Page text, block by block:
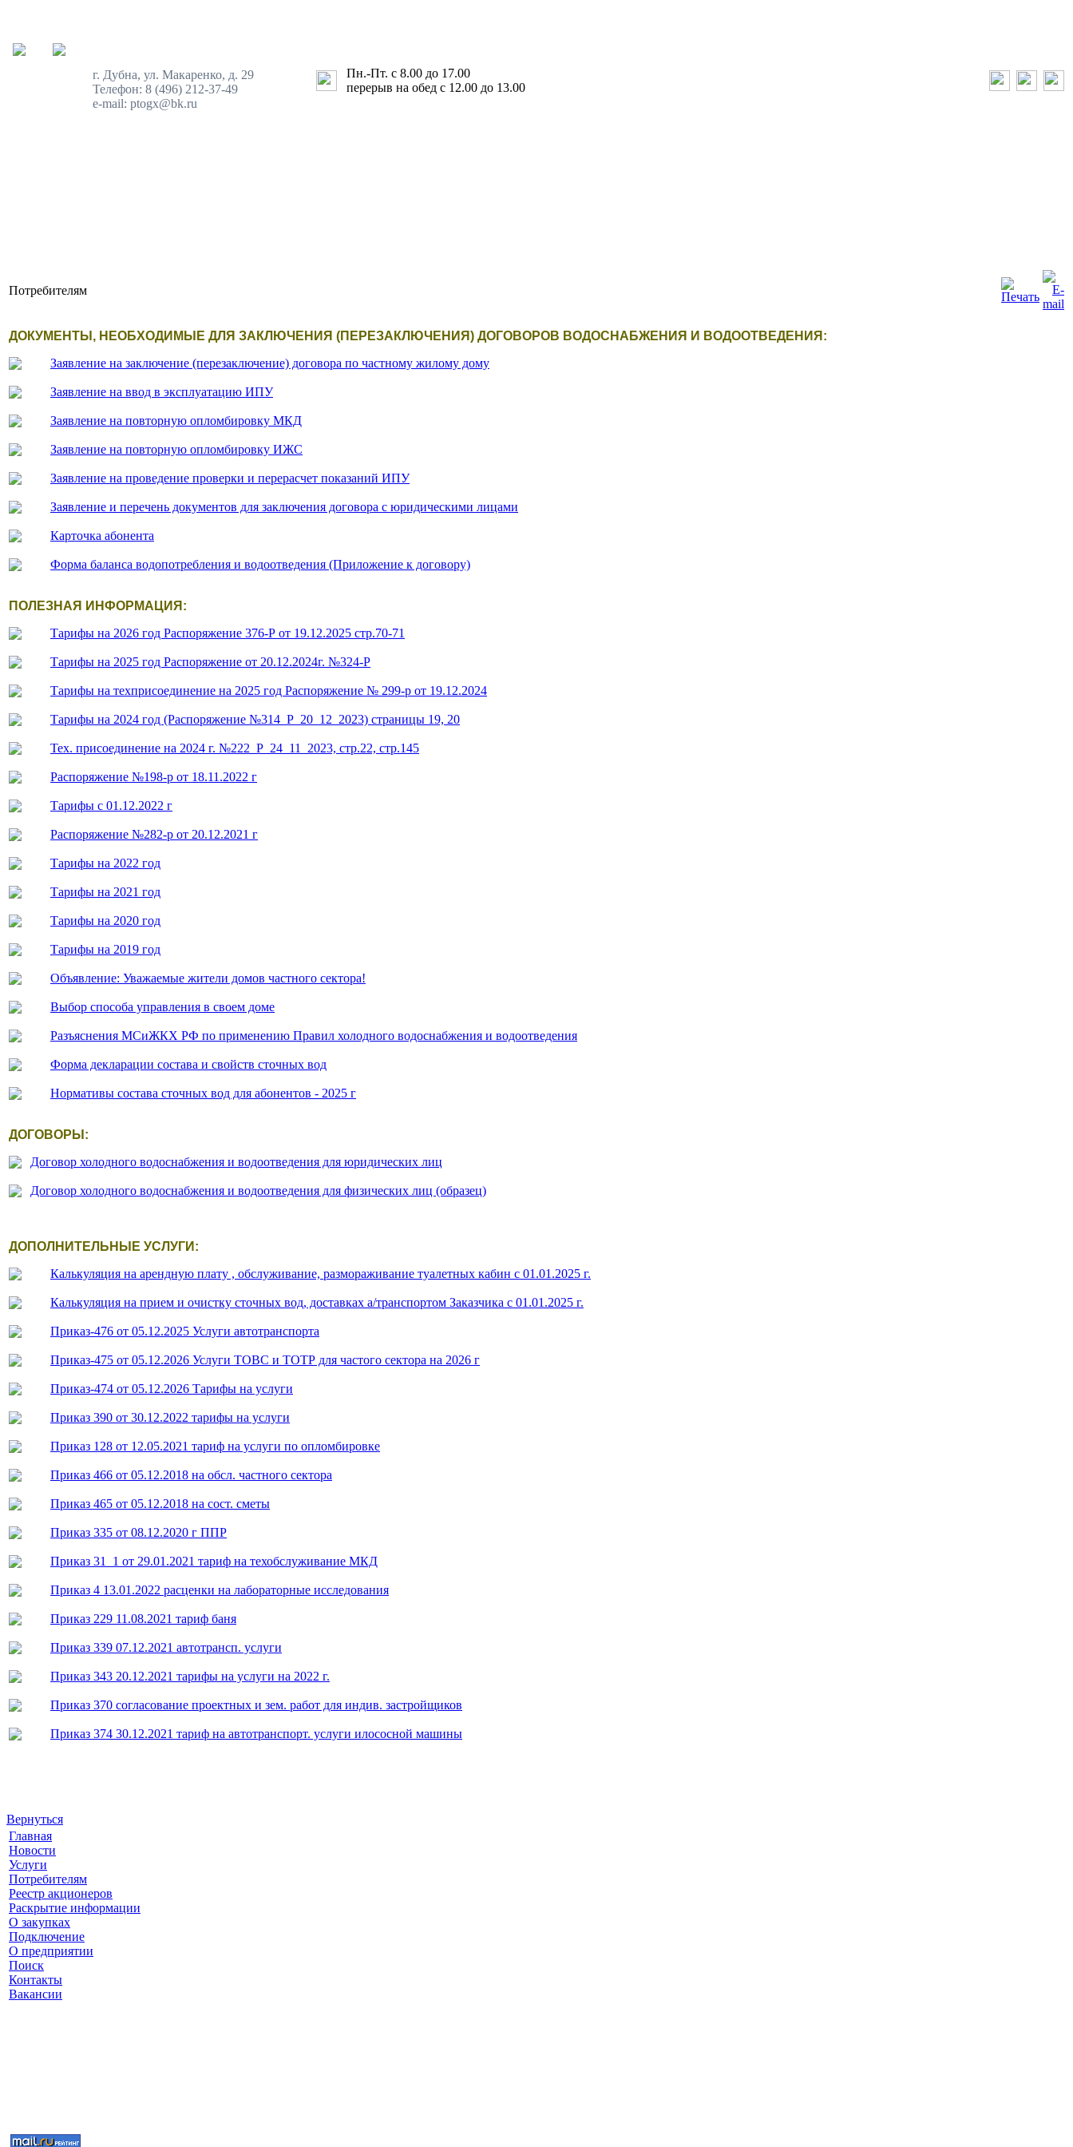
г. Дубна, ул. Макаренко, д. 29
Телефон: 8 (496) 212-37-49
e-mail: ptogx@bk.ru
Пн.-Пт. с 8.00 до 17.00
перерыв на обед с 12.00 до 13.00
Потребителям
ДОКУМЕНТЫ, НЕОБХОДИМЫЕ ДЛЯ ЗАКЛЮЧЕНИЯ (ПЕРЕЗАКЛЮЧЕНИЯ) ДОГОВОРОВ ВОДОСНАБЖЕНИЯ И ВОДООТВЕДЕНИЯ:
Заявление на заключение (перезаключение) договора по частному жилому дому
Заявление на ввод в эксплуатацию ИПУ
Заявление на повторную опломбировку МКД
Заявление на повторную опломбировку ИЖС
Заявление на проведение проверки и перерасчет показаний ИПУ
Заявление и перечень документов для заключения договора с юридическими лицами
Карточка абонента
Форма баланса водопотребления и водоотведения (Приложение к договору)
ПОЛЕЗНАЯ ИНФОРМАЦИЯ:
Тарифы на 2026 год Распоряжение 376-Р от 19.12.2025 стр.70-71
Тарифы на 2025 год Распоряжение от 20.12.2024г. №324-Р
Тарифы на техприсоединение на 2025 год Распоряжение № 299-р от 19.12.2024
Тарифы на 2024 год (Распоряжение №314_Р_20_12_2023) страницы 19, 20
Тех. присоединение на 2024 г. №222_Р_24_11_2023, стр.22, стр.145
Распоряжение №198-р от 18.11.2022 г
Тарифы с 01.12.2022 г
Распоряжение №282-р от 20.12.2021 г
Тарифы на 2022 год
Тарифы на 2021 год
Тарифы на 2020 год
Тарифы на 2019 год
Объявление: Уважаемые жители домов частного сектора!
Выбор способа управления в своем доме
Разъяснения МСиЖКХ РФ по применению Правил холодного водоснабжения и водоотведения
Форма декларации состава и свойств сточных вод
Нормативы состава сточных вод для абонентов - 2025 г
ДОГОВОРЫ:
Договор холодного водоснабжения и водоотведения для юридических лиц
Договор холодного водоснабжения и водоотведения для физических лиц (образец)
ДОПОЛНИТЕЛЬНЫЕ УСЛУГИ:
Калькуляция на арендную плату , обслуживание, размораживание туалетных кабин с 01.01.2025 г.
Калькуляция на прием и очистку сточных вод, доставках а/транспортом Заказчика с 01.01.2025 г.
Приказ-476 от 05.12.2025 Услуги автотранспорта
Приказ-475 от 05.12.2026 Услуги ТОВС и ТОТР для частого сектора на 2026 г
Приказ-474 от 05.12.2026 Тарифы на услуги
Приказ 390 от 30.12.2022 тарифы на услуги
Приказ 128 от 12.05.2021 тариф на услуги по опломбировке
Приказ 466 от 05.12.2018 на обсл. частного сектора
Приказ 465 от 05.12.2018 на сост. сметы
Приказ 335 от 08.12.2020 г ППР
Приказ 31_1 от 29.01.2021 тариф на техобслуживание МКД
Приказ 4 13.01.2022 расценки на лабораторные исследования
Приказ 229 11.08.2021 тариф баня
Приказ 339 07.12.2021 автотрансп. услуги
Приказ 343 20.12.2021 тарифы на услуги на 2022 г.
Приказ 370 согласование проектных и зем. работ для индив. застройщиков
Приказ 374 30.12.2021 тариф на автотранспорт. услуги илососной машины
Вернуться
Главная
Новости
Услуги
Потребителям
Реестр акционеров
Раскрытие информации
О закупках
Подключение
О предприятии
Поиск
Контакты
Вакансии